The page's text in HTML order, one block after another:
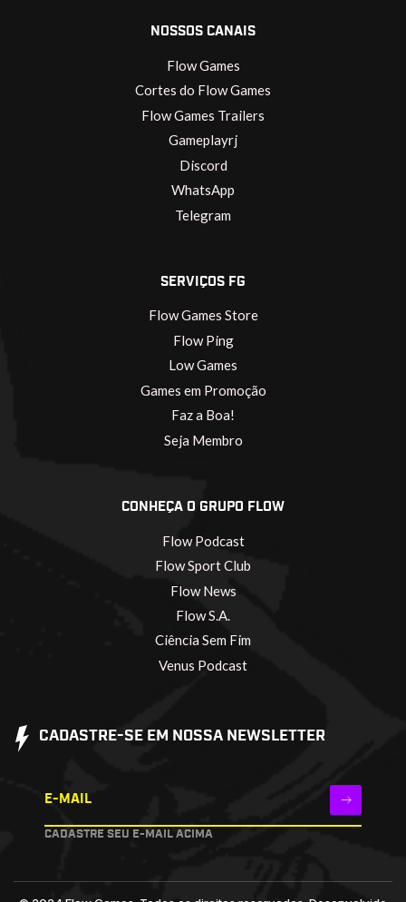
NOSSOS CANAIS
Flow Games
Cortes do Flow Games
Flow Games Trailers
Gameplayrj
Discord
WhatsApp
Telegram
SERVIÇOS FG
Flow Games Store
Flow Ping
Low Games
Games em Promoção
Faz a Boa!
Seja Membro
CONHEÇA O GRUPO FLOW
Flow Podcast
Flow Sport Club
Flow News
Flow S.A.
Ciência Sem Fim
Venus Podcast
CADASTRE-SE EM NOSSA NEWSLETTER
E-MAIL
CADASTRE SEU E-MAIL ACIMA